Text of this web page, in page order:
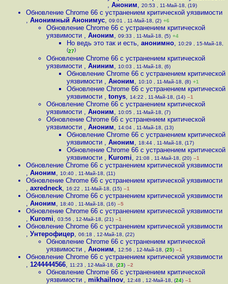
, Аноним, 20:53 , 11-Май-18, (19)
Обновление Chrome 66 с устранением критической уязвимости
, Анонимный Анонимус, 09:01 , 11-Май-18, (2) +6
Обновление Chrome 66 с устранением критической
уязвимости , Аноним, 09:33 , 11-Май-18, (5) +4
Но ведь это так и есть, анонимно, 10:29 , 15-Май-18,
(27)
Обновление Chrome 66 с устранением критической
уязвимости , Аниним, 10:03 , 11-Май-18, (6)
Обновление Chrome 66 с устранением критической
уязвимости , Аноним, 10:10 , 11-Май-18, (8) +1
Обновление Chrome 66 с устранением критической
уязвимости , tonys, 14:22 , 11-Май-18, (14) –1
Обновление Chrome 66 с устранением критической
уязвимости , Аноним, 10:05 , 11-Май-18, (7)
Обновление Chrome 66 с устранением критической
уязвимости , Аноним, 14:04 , 11-Май-18, (13)
Обновление Chrome 66 с устранением критической
уязвимости , Аноним, 18:44 , 11-Май-18, (17)
Обновление Chrome 66 с устранением критической
уязвимости , Kuromi, 21:08 , 11-Май-18, (20) –1
Обновление Chrome 66 с устранением критической уязвимости
, Аноним, 10:40 , 11-Май-18, (11)
Обновление Chrome 66 с устранением критической уязвимости
, axredneck, 16:22 , 11-Май-18, (15) –1
Обновление Chrome 66 с устранением критической уязвимости
, Аноним, 18:40 , 11-Май-18, (16) –5
Обновление Chrome 66 с устранением критической уязвимости
, Kuromi, 03:56 , 12-Май-18, (21) –1
Обновление Chrome 66 с устранением критической уязвимости
, Унтерофицер, 06:18 , 12-Май-18, (22)
Обновление Chrome 66 с устранением критической
уязвимости , Аноним, 12:56 , 12-Май-18, (25) –1
Обновление Chrome 66 с устранением критической уязвимости
, 1244444566, 11:23 , 12-Май-18, (23) –2
Обновление Chrome 66 с устранением критической
уязвимости , mikhailnov, 12:48 , 12-Май-18, (24) –1